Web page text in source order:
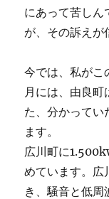
にあって苦しん
が、その訴えが
今では、私がこ
月には、由良町
た、分かってい
ます。
広川町に
めています。広
き、騒音と低周